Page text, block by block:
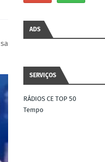
ADS
SERVIÇOS
RÁDIOS CE TOP 50
Tempo